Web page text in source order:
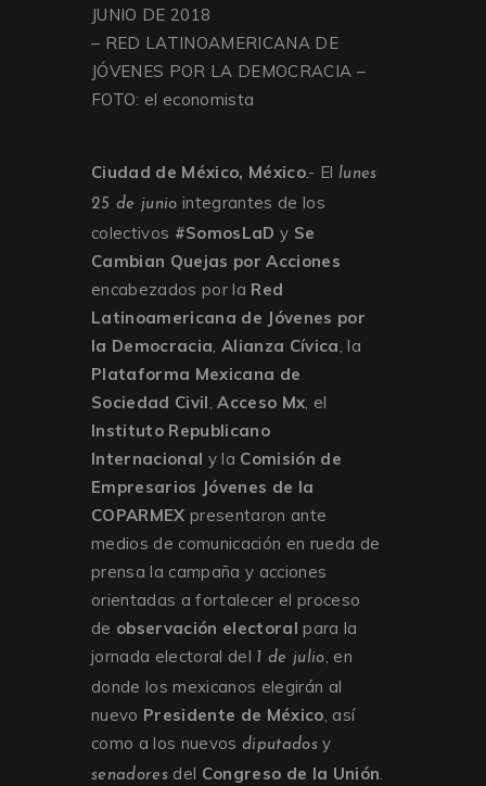
JUNIO DE 2018
– RED LATINOAMERICANA DE
JÓVENES POR LA DEMOCRACIA –
FOTO: el economista
Ciudad de México, México.- El lunes
25 de junio integrantes de los
colectivos #SomosLaD y Se
Cambian Quejas por Acciones
encabezados por la Red
Latinoamericana de Jóvenes por
la Democracia, Alianza Cívica, la
Plataforma Mexicana de
Sociedad Civil,Acceso Mx, el
Instituto Republicano
Internacional y la Comisión de
Empresarios Jóvenes de la
COPARMEX presentaron ante
medios de comunicación en rueda de
prensa la campaña y acciones
orientadas a fortalecer el proceso
de observación electoral para la
jornada electoral del 1 de julio, en
donde los mexicanos elegirán al
nuevo Presidente de México, así
como a los nuevos diputados y
senadores del Congreso de la Unión.